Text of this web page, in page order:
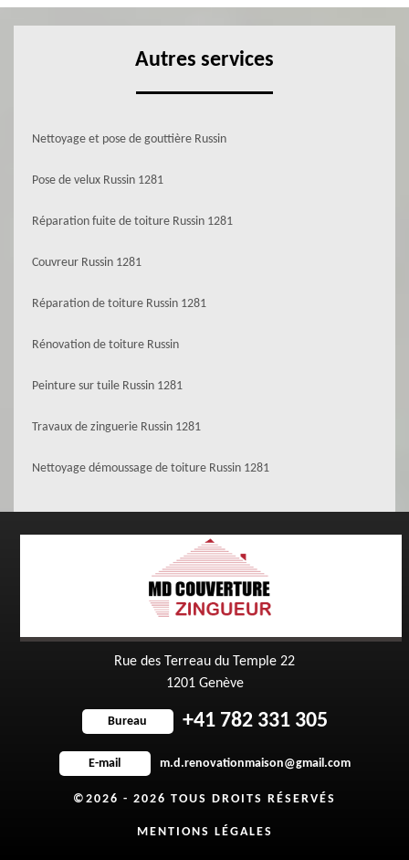
Autres services
Nettoyage et pose de gouttière Russin
Pose de velux Russin 1281
Réparation fuite de toiture Russin 1281
Couvreur Russin 1281
Réparation de toiture Russin 1281
Rénovation de toiture Russin
Peinture sur tuile Russin 1281
Travaux de zinguerie Russin 1281
Nettoyage démoussage de toiture Russin 1281
Rue des Terreau du Temple 22
1201 Genève
Bureau +41 782 331 305
E-mail m.d.renovationmaison@gmail.com
©2026 - 2026 TOUS DROITS RÉSERVÉS
MENTIONS LÉGALES